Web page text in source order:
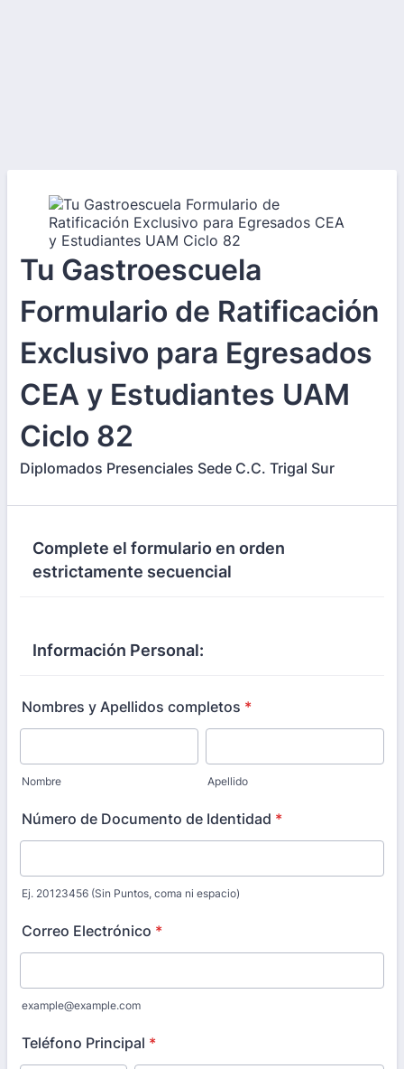
Tu Gastroescuela
Formulario de Ratificación
Exclusivo para Egresados
CEA y Estudiantes UAM
Ciclo 82
Diplomados Presenciales Sede C.C. Trigal Sur
Complete el formulario en orden
estrictamente secuencial
Información Personal:
Nombres y Apellidos completos *
Nombre Apellido
Número de Documento de Identidad *
Ej. 20123456 (Sin Puntos, coma ni espacio)
Correo Electrónico *
example@example.com
Teléfono Principal *